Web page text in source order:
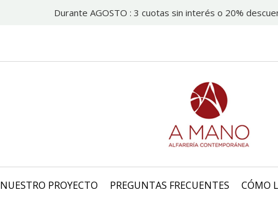
Durante AGOSTO : 3 cuotas sin interés o 20%
NUESTRO PROYECTO PREGUNTAS FRECUENTES CÓMO